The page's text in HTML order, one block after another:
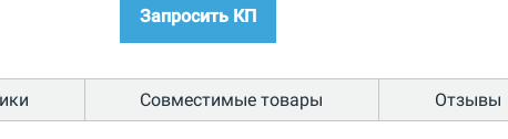
Запросить КП
Совместимые товары Отзывы